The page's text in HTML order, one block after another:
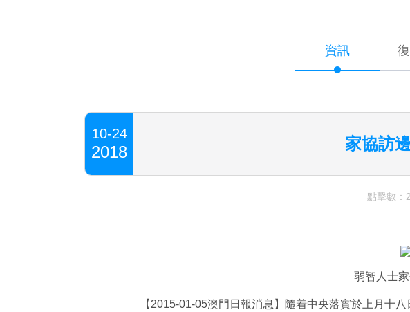
資訊
10-24
2018 家協訪
點擊數：2
弱智人士
【2015-01-05澳門日報消息】隨着中央落實於上月十八